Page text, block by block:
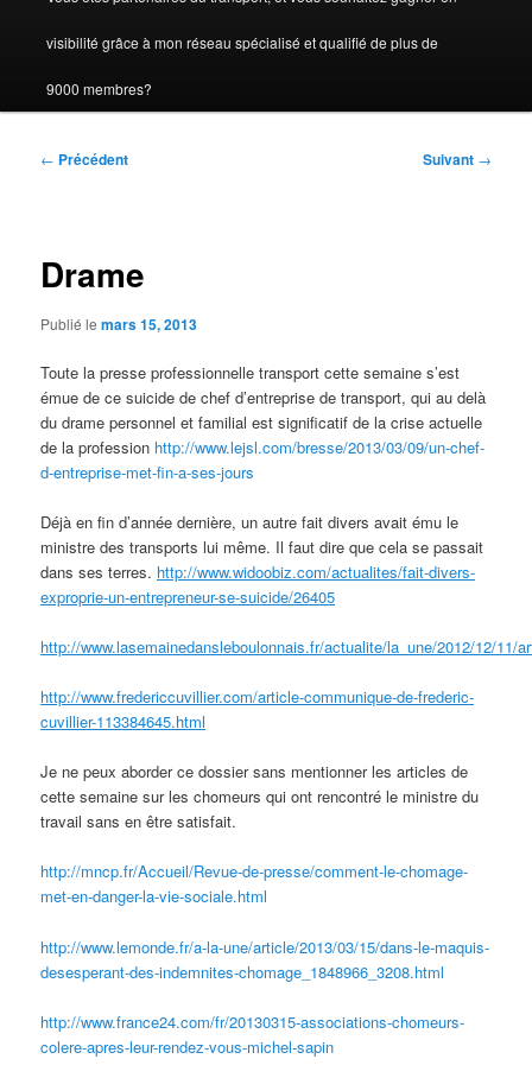
visibilité grâce à mon réseau spécialisé et qualifié de plus de
9000 membres?
Navigation
← Précédent Suivant →
Drame
Publié lemars 15, 2013
Toute la presse professionnelle transport cette semaine s’est
émue de ce suicide de chef d’entreprise de transport, qui au delà
du drame personnel et familial est significatif de la crise actuelle
de la profession http://www.lejsl.com/bresse/2013/03/09/un-chef-
d-entreprise-met-fin-a-ses-jours
Déjà en fin d’année dernière, un autre fait divers avait ému le
ministre des transports lui même. Il faut dire que cela se passait
dans ses terres. http://www.widoobiz.com/actualites/fait-divers-
exproprie-un-entrepreneur-se-suicide/26405
http://www.lasemainedansleboulonnais.fr/actualite/la_une/2012/12/11/
http://www.fredericcuvillier.com/article-communique-de-frederic-
cuvillier-113384645.html
Je ne peux aborder ce dossier sans mentionner les articles de
cette semaine sur les chomeurs qui ont rencontré le ministre du
travail sans en être satisfait.
http://mncp.fr/Accueil/Revue-de-presse/comment-le-chomage-
met-en-danger-la-vie-sociale.html
http://www.lemonde.fr/a-la-une/article/2013/03/15/dans-le-maquis-
desesperant-des-indemnites-chomage_1848966_3208.html
http://www.france24.com/fr/20130315-associations-chomeurs-
colere-apres-leur-rendez-vous-michel-sapin